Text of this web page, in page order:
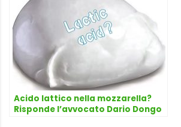
Acido lattico nella mozzarella?
Risponde l’avvocato Dario Dongo